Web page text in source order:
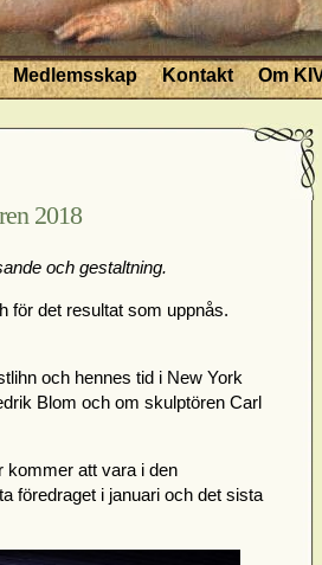
Medlemsskap Kontakt Om
2018
och gestaltning.
för det resultat som uppnås.
och hennes tid i New York
Blom och om skulptören Carl
kommer att vara i den
föredraget i januari och det sista